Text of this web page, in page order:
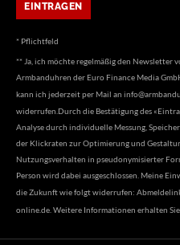
* Pflichtfeld
** Ja, ich möchte regelmäßig den Newsletter
Armbanduhren der Euro Finance Media
kann ich jederzeit per Mail an
widerrufen.Durch die Bestätigung des
Analyse durch individuelle Messung,
der Klickraten zur Optimierung und
Nutzungsverhalten in pseudonymisierter
Person wird dabei ausgeschlossen. Meine
die Zukunft wie folgt widerrufen:
online.de . Weitere Informationen erhalten